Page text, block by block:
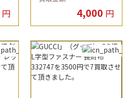
円 4,000 円